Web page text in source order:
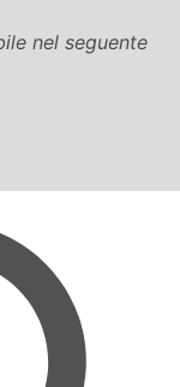
nel seguente